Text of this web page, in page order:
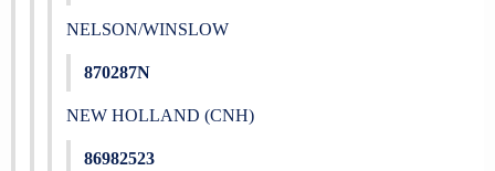
NELSON/WINSLOW
870287N
NEW HOLLAND (CNH)
86982523